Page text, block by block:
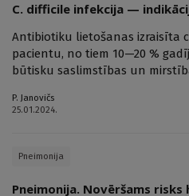
C. difficile infekcija —
Antibiotiku lietošanas izraisīta
pacientu, no tiem 10—20 %
būtisku saslimstības un
P. Janovičs
25.01.2024.
Pneimonija
Pneimonija. Novēršams